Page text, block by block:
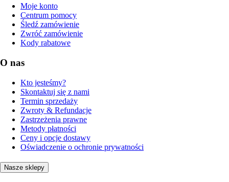
Moje konto
Centrum pomocy
Śledź zamówienie
Zwróć zamówienie
Kody rabatowe
O nas
Kto jesteśmy?
Skontaktuj się z nami
Termin sprzedaży
Zwroty & Refundacje
Zastrzeżenia prawne
Metody płatności
Ceny i opcje dostawy
Oświadczenie o ochronie prywatności
Nasze sklepy